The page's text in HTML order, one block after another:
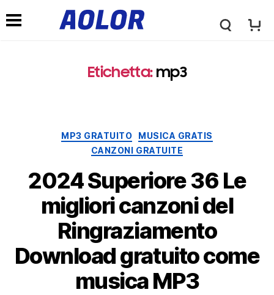
L
o
A
o
l
Etichetta: mp3
Categorie
MP3 GRATUITO
MUSICA GRATIS
CANZONI GRATUITE
2024 Superiore 36 Le
migliori canzoni del
Ringraziamento
Download gratuito come
musica MP3